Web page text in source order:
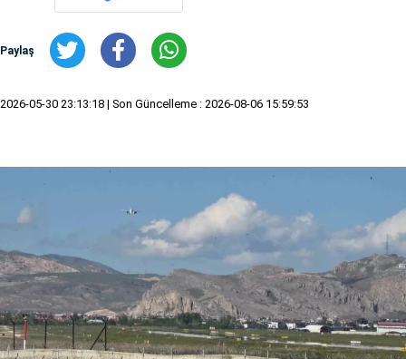
Paylaş
2026-05-30 23:13:18 | Son Güncelleme : 2026-08-06 15:59:53